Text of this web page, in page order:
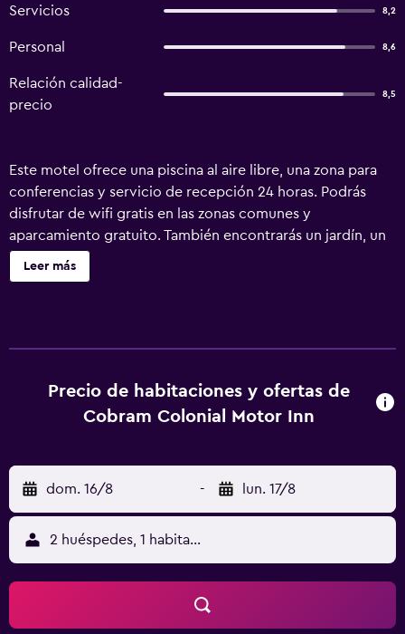
Servicios 8,2
Personal 8,6
Relación calidad-
precio
8,5
Este motel ofrece una piscina al aire libre, una zona para
conferencias y servicio de recepción 24 horas. Podrás
disfrutar de wifi gratis en las zonas comunes y
aparcamiento gratuito. También encontrarás un jardín, un
área para parrillas y un salón de eventos. Cobram Colonial
Motor Inn ofrece 20 alojamientos con cafetera y tetera y
planchar con plancha y artículos de higiene personal
gratuitos. Los servicios de ocio y esparcimiento en este
indican más abajo en las instalaciones o cerca del
alojamiento (es posible que se aplique un recargo).
Leer más
Precio de habitaciones y ofertas de
Cobram Colonial Motor Inn
dom. 16/8 - lun. 17/8
2 huéspedes, 1 habitación